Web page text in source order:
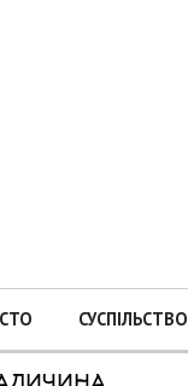
СУСПІЛЬСТВО